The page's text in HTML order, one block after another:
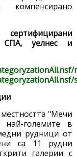
СПА, уелнес и
"Мечи
големите в
рудници от
са 11 рудни
галерии с